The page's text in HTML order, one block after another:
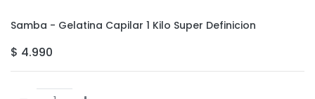
Samba - Gelatina Capilar 1 Kilo Super Definicion
$ 4.990